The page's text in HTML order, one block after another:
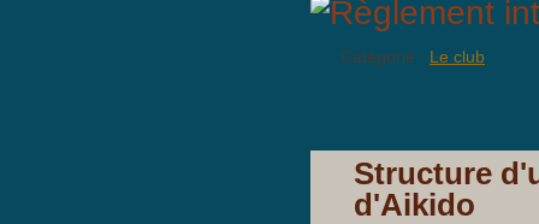
Catégorie : Le club
Structure
d'Aikido